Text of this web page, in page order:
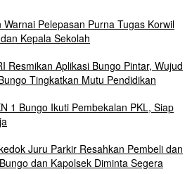
Pelepasan Purna Tugas Korwil
Kepala Sekolah
Resmikan Aplikasi Bungo Pintar, Wujud
Tingkatkan Mutu Pendidikan
1 Bungo Ikuti Pembekalan PKL, Siap
Juru Parkir Resahkan Pembeli dan
dan Kapolsek Diminta Segera